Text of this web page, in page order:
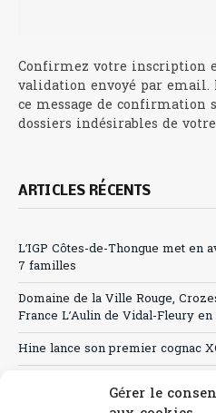
Gérer le
Confirmez votre inscription
validation envoyé par email.
ce message de confirmation
dossiers indésirables de
ARTICLES RÉCENTS
L’IGP Côtes-de-Thongue met en
7 familles
Domaine de la Ville Rouge,
France L’Aulin de Vidal-Fleury
Hine lance son premier cognac